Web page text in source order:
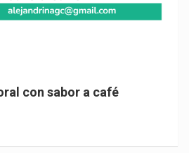
con sabor a café